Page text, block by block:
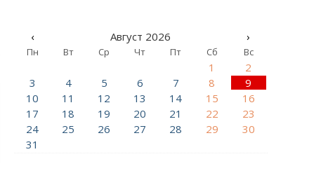
‹ Август 2026 ›
Пн Вт Ср Чт Пт Сб Вс
1
2
3
4 5 6 7 8
9
10
11 12 13 14 15
16
17
18 19 20 21 22
23
24
25 26 27 28 29
30
31